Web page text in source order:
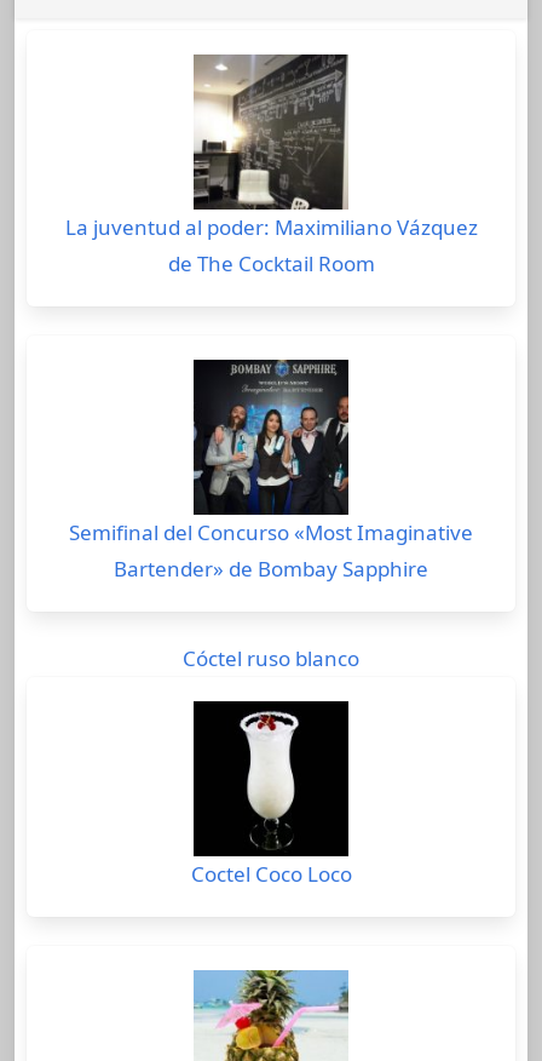
La juventud al poder: Maximiliano Vázquez
de The Cocktail Room
Semifinal del Concurso «Most Imaginative
Bartender» de Bombay Sapphire
Cóctel ruso blanco
Coctel Coco Loco